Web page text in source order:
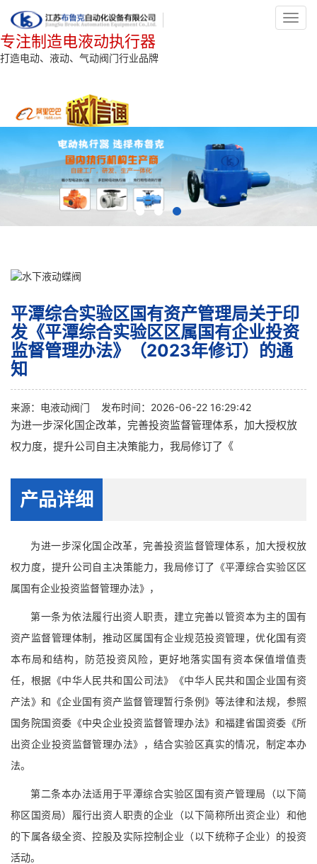
专注制造电液动执行器
打造电动、液动、气动阀门行业品牌
平潭综合实验区国有资产管理局关于印
发《平潭综合实验区区属国有企业投资
监督管理办法》（2023年修订）的通
知
来源： 电液动阀门 发布时间：2026-06-22 16:29:42
为进一步深化国企改革，完善投资监督管理体系，加大授权放
权力度，提升公司自主决策能力，我局修订了《
产品详细
为进一步深化国企改革，完善投资监督管理体系，加大授权放
权力度，提升公司自主决策能力，我局修订了《平潭综合实验区区
属国有企业投资监督管理办法》，
第一条为依法履行出资人职责，建立完善以管资本为主的国有
资产监督管理体制，推动区属国有企业规范投资管理，优化国有资
本布局和结构，防范投资风险，更好地落实国有资本保值增值责
任，根据《中华人民共和国公司法》《中华人民共和国企业国有资
产法》和《企业国有资产监督管理暂行条例》等法律和法规，参照
国务院国资委《中央企业投资监督管理办法》和福建省国资委《所
出资企业投资监督管理办法》，结合实验区真实的情况，制定本办
法。
第二条本办法适用于平潭综合实验区国有资产管理局（以下简
称区国资局）履行出资人职责的企业（以下简称所出资企业）和他
的下属各级全资、控股及实际控制企业（以下统称子企业）的投资
活动。